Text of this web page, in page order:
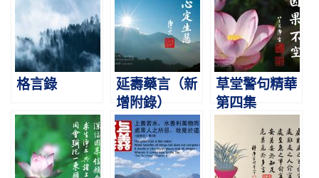
格言錄
延壽藥言（新
增附錄）
草堂警句精華
第四集